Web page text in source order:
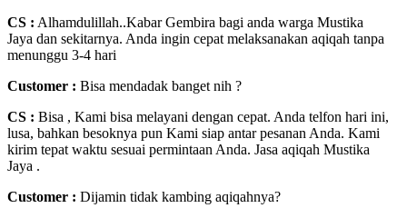
CS : Alhamdulillah..Kabar Gembira bagi anda warga Mustika
Jaya dan sekitarnya. Anda ingin cepat melaksanakan aqiqah tanpa
menunggu 3-4 hari
Customer : Bisa mendadak banget nih ?
CS : Bisa , Kami bisa melayani dengan cepat. Anda telfon hari ini,
lusa, bahkan besoknya pun Kami siap antar pesanan Anda. Kami
kirim tepat waktu sesuai permintaan Anda. Jasa aqiqah Mustika
Jaya .
Customer : Dijamin tidak kambing aqiqahnya?